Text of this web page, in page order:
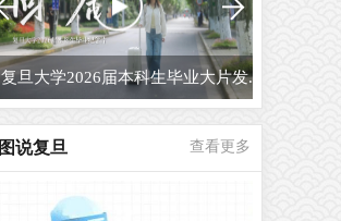
复旦大学2026届毕业生原创毕业MV...
图说复旦 查看更多